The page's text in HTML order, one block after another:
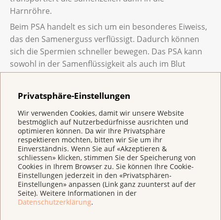
Privatsphäre-Einstellungen
Wir verwenden Cookies, damit wir unsere Website
bestmöglich auf Nutzerbedürfnisse ausrichten und
optimieren können. Da wir Ihre Privatsphäre
respektieren möchten, bitten wir Sie um ihr
Einverständnis. Wenn Sie auf «Akzeptieren &
schliessen» klicken, stimmen Sie der Speicherung von
Cookies in Ihrem Browser zu. Sie können Ihre Cookie-
Einstellungen jederzeit in den «Privatsphären-
Einstellungen» anpassen (Link ganz zuunterst auf der
Seite). Weitere Informationen in der
Datenschutzerklärung.
Harnröhre.
Beim PSA handelt es sich um ein besonderes Eiweiss,
das den Samenerguss verflüssigt. Dadurch können
sich die Spermien schneller bewegen. Das PSA kann
sowohl in der Samenflüssigkeit als auch im Blut
nachgewiesen werden. Es wird ausschliesslich in der
Aktualisiert im Februar 2025
Haben Sie Verbesserungsvorschläge für diese
Seite?